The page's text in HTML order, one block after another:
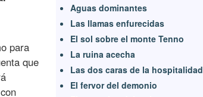
para
que
Aguas dominantes
Las llamas enfurecidas
El sol sobre el monte Tenno
La ruina acecha
Las dos caras de la hospitalidad
El fervor del demonio